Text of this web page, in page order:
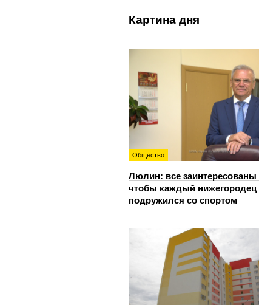
Картина дня
Общество
Люлин: все заинтересованы
чтобы каждый нижегородец
подружился со спортом